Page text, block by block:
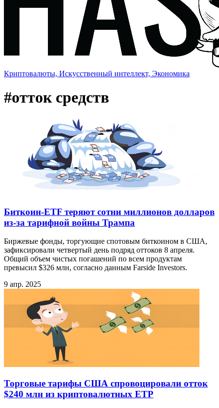
Криптовалюты, Искусственный интеллект, Экономика
#отток средств
Биткоин-ETF теряют сотни миллионов долларов
из-за тарифной войны Трампа
Биржевые фонды, торгующие спотовым биткоином в США,
зафиксировали четвертый день подряд оттоков 8 апреля.
Общий объем чистых погашений по всем продуктам
превысил $326 млн, согласно данным Farside Investors.
9 апр. 2025
Торговые тарифы США спровоцировали отток
$240 млн из криптовалютных ETP